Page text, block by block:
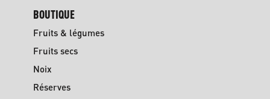
BOUTIQUE
Fruits & légumes
Fruits secs
Noix
Réserves